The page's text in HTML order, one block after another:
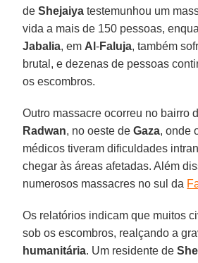
deShejaiya testemunhou um
vida a mais de 150 pessoas,
Jabalia, em Al-Faluja, também
brutal, e dezenas de pessoas
os escombros.
Outro massacre ocorreu no bairro
Radwan, no oeste deGaza, onde
médicos tiveram dificuldades
chegar às áreas afetadas. Além
numerosos massacres no sul da
Os relatórios indicam que muitos
sob os escombros, realçando a
humanitária. Um residente de